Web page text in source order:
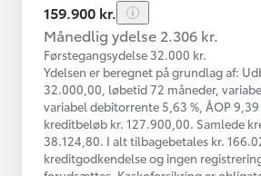
159.900 kr.
Månedlig ydelse 2.306 kr.
Førstegangsydelse 32.000 kr.
Ydelsen er beregnet på grundlag af:
32.000,00, løbetid 72 måneder,
variabel debitorrente 5,63 %, ÅOP
kreditbeløb kr. 127.900,00. Samlede
38.124,80. I alt tilbagebetales kr.
kreditgodkendelse og ingen